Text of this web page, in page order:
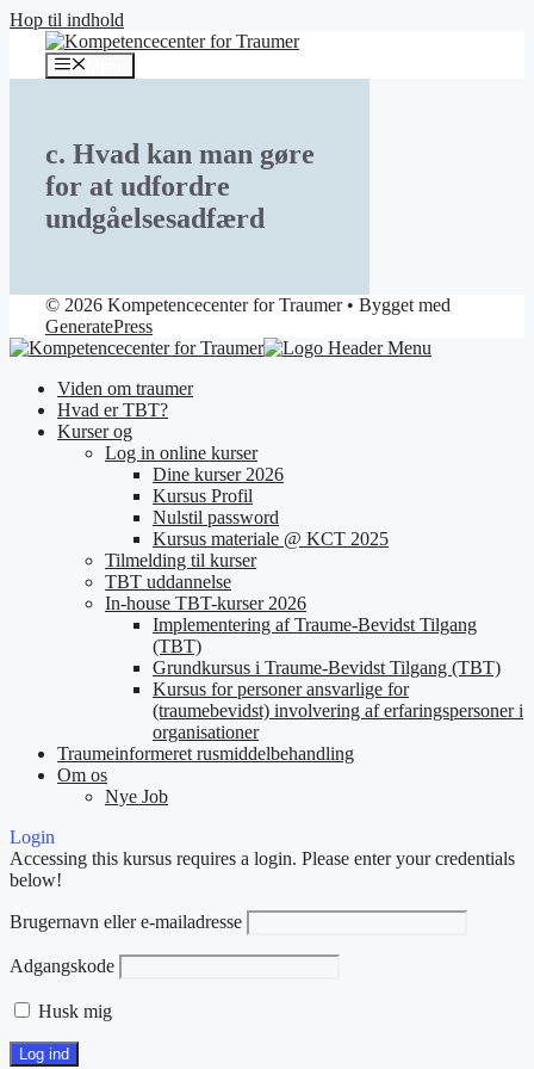
Hop til indhold
c. Hvad kan man gøre
for at udfordre
undgåelsesadfærd
© 2026 Kompetencecenter for Traumer• Bygget med
GeneratePress
Viden om traumer
Hvad er TBT?
Kurser og
Log in online kurser
Dine kurser 2026
Kursus Profil
Nulstil password
Kursus materiale @ KCT 2025
Tilmelding til kurser
TBT uddannelse
In-house TBT-kurser 2026
Implementering af Traume-Bevidst Tilgang
(TBT)
Grundkursus i Traume-Bevidst Tilgang (TBT)
Kursus for personer ansvarlige for
(traumebevidst) involvering af erfaringspersoner i
organisationer
Traumeinformeret rusmiddelbehandling
Om os
Nye Job
Login
Accessing this kursus requires a login. Please enter your credentials
below!
Brugernavn eller e-mailadresse
Adgangskode
Husk mig